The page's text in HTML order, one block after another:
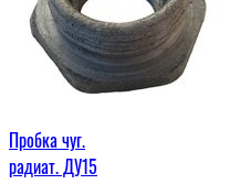
Пробка чуг.
радиат. ДУ15